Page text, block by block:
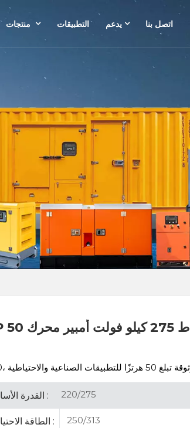
التطبيقات يدعم اتصل بنا
القدرة الأساسية (كيلوواط/كيلو فولت أمبير) : 220/275
الطاقة الاحتياطية (كيلوواط/كيلو فولت أمبير) : 250/313